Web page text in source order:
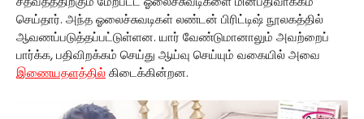
செய்தார். அந்த ஓலைச்சுவடிகள் லண்டன் பிரிட்டிஷ் நூலகத்தில்
ஆவணப்படுத்தப்பட்டுள்ளன. யார் வேண்டுமானாலும் அவற்றைப்
பார்க்க, பதிவிறக்கம் செய்து ஆய்வு செய்யும் வகையில் அவை
இணையதளத்தில்கிடைக்கின்றன.